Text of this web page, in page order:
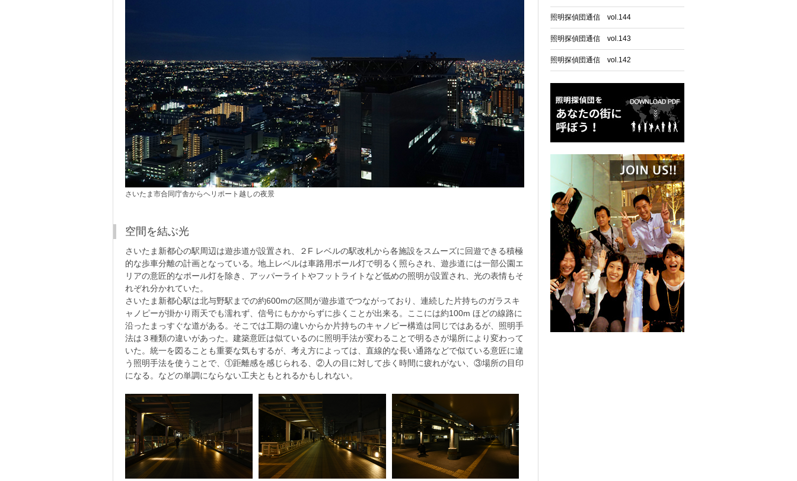
さいたま市合同庁舎からヘリポート越しの夜景
空間を結ぶ光
さいたま新都心の駅周辺は遊歩道が設置され、２F レベルの駅改札から各施設をスムーズに回遊できる積極
的な歩車分離の計画となっている。地上レベルは車路用ポール灯で明るく照らされ、遊歩道には一部公園エ
リアの意匠的なポール灯を除き、アッパーライトやフットライトなど低めの照明が設置され、光の表情もそ
れぞれ分かれていた。
さいたま新都心駅は北与野駅までの約600mの区間が遊歩道でつながっており、連続した片持ちのガラスキ
ャノピーが掛かり雨天でも濡れず、信号にもかからずに歩くことが出来る。ここには約100m ほどの線路に
沿ったまっすぐな道がある。そこでは工期の違いからか片持ちのキャノピー構造は同じではあるが、照明手
法は３種類の違いがあった。建築意匠は似ているのに照明手法が変わることで明るさが場所により変わって
いた。統一を図ることも重要な気もするが、考え方によっては、直線的な長い通路などで似ている意匠に違
う照明手法を使うことで、①距離感を感じられる、②人の目に対して歩く時間に疲れがない、③場所の目印
になる。などの単調にならない工夫ともとれるかもしれない。
照明探偵団通信 vol.144
照明探偵団通信 vol.143
照明探偵団通信 vol.142